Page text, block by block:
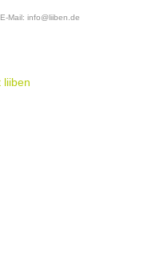
E-Mail: info@liiben.de